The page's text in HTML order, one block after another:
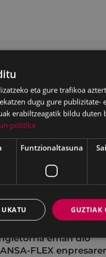
EKONOMIKOA,
ETA BERRIKUNTZA
eman dio
FLEX
eta gure trafikoa
dugu gure publizitate-
erabiltzeagatik bildu duten
politika
Funtzionaltasuna
GUZTIAK